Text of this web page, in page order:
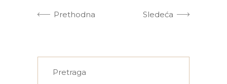
Prethodna Sledeća